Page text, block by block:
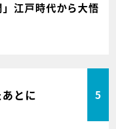
」江戸時代から大悟
とに 5